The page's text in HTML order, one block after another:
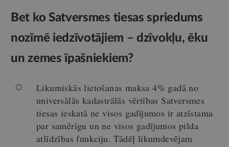
Bet ko Satversmes tiesas spriedums
nozīmē iedzīvotājiem – dzīvokļu, ēku
un zemes īpašniekiem?
Likumiskās lietošanas maksa 4% gadā no
universālās kadastrālās vērtības Satversmes
tiesas ieskatā ne visos gadījumos ir atzīstama
par samērīgu un ne visos gadījumos pilda
atlīdzības funkciju. Tādēļ likumdevējam